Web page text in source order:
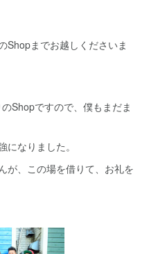
Shopまでお越しくださいま
Shopですので、僕もまだま
なりました。
が、この場を借りて、お礼を